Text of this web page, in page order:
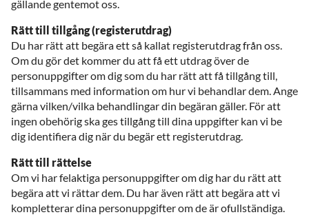
gällande gentemot oss.
Rätt till tillgång (registerutdrag)
Du har rätt att begära ett så kallat registerutdrag från oss.
Om du gör det kommer du att få ett utdrag över de
personuppgifter om dig som du har rätt att få tillgång till,
tillsammans med information om hur vi behandlar dem. Ange
gärna vilken/vilka behandlingar din begäran gäller. För att
ingen obehörig ska ges tillgång till dina uppgifter kan vi be
dig identifiera dig när du begär ett registerutdrag.
Rätt till rättelse
Om vi har felaktiga personuppgifter om dig har du rätt att
begära att vi rättar dem. Du har även rätt att begära att vi
kompletterar dina personuppgifter om de är ofullständiga.